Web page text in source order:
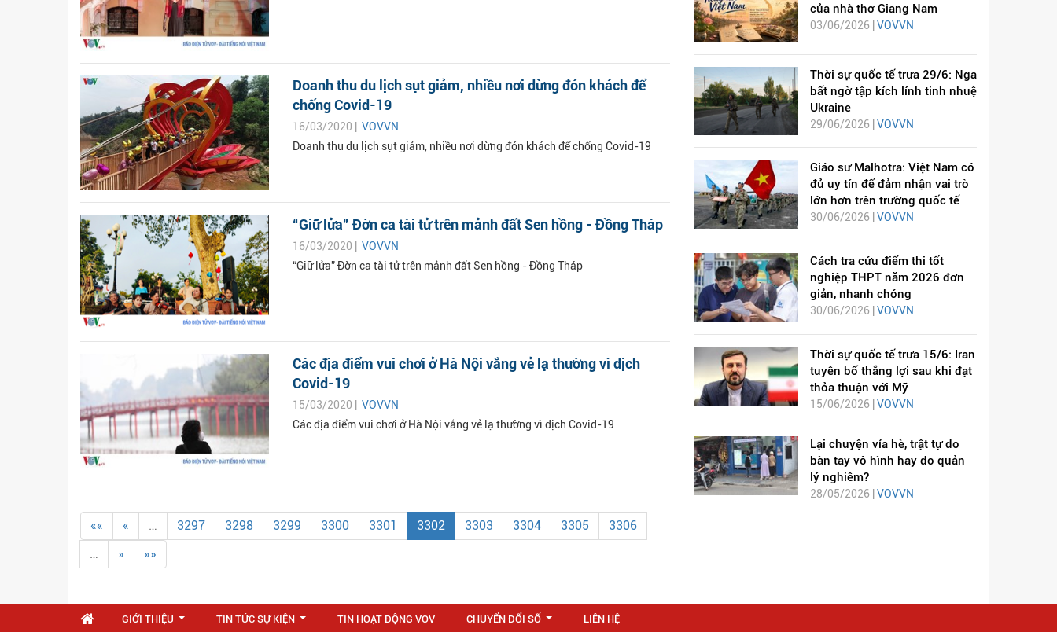
Doanh thu du lịch sụt giảm, nhiều nơi dừng đón khách để
chống Covid-19
16/03/2020 | VOVVN
Doanh thu du lịch sụt giảm, nhiều nơi dừng đón khách để chống Covid-19
“Giữ lửa” Đờn ca tài tử trên mảnh đất Sen hồng - Đồng Tháp
16/03/2020 | VOVVN
“Giữ lửa” Đờn ca tài tử trên mảnh đất Sen hồng - Đồng Tháp
Các địa điểm vui chơi ở Hà Nội vắng vẻ lạ thường vì dịch
Covid-19
15/03/2020 | VOVVN
Các địa điểm vui chơi ở Hà Nội vắng vẻ lạ thường vì dịch Covid-19
«« « … 3297 3298 3299 3300 3301 3302 3303 3304 3305
3306
…
» »»
của nhà thơ Giang Nam
03/06/2026 | VOVVN
Thời sự quốc tế trưa 29/6: Nga
bất ngờ tập kích lính tinh nhuệ
Ukraine
29/06/2026 | VOVVN
Giáo sư Malhotra: Việt Nam có
đủ uy tín để đảm nhận vai trò
lớn hơn trên trường quốc tế
30/06/2026 | VOVVN
Cách tra cứu điểm thi tốt
nghiệp THPT năm 2026 đơn
giản, nhanh chóng
30/06/2026 | VOVVN
Thời sự quốc tế trưa 15/6: Iran
tuyên bố thắng lợi sau khi đạt
thỏa thuận với Mỹ
15/06/2026 | VOVVN
Lại chuyện vỉa hè, trật tự do
bàn tay vô hình hay do quản
lý nghiêm?
28/05/2026 | VOVVN
GIỚI THIỆU TIN TỨC SỰ KIỆN TIN HOẠT ĐỘNG VOV CHUYỂN ĐỔI SỐ LIÊN HỆ